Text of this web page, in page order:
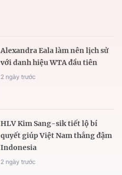
Alexandra Eala làm nên lịch sử
với danh hiệu WTA đầu tiên
2 ngày trước
HLV Kim Sang-sik tiết lộ bí
quyết giúp Việt Nam thắng đậm
Indonesia
2 ngày trước